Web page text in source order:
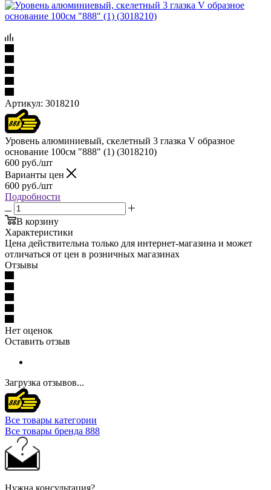
Артикул: 3018210
Уровень алюминиевый, скелетный 3 глазка V образное
основание 100см "888" (1) (3018210)
600 руб./шт
Варианты цен
600 руб./шт
Подробности
В корзину
Характеристики
Цена действительна только для интернет-магазина и может
отличаться от цен в розничных магазинах
Отзывы
Нет оценок
Оставить отзыв
Загрузка отзывов...
Все товары категории
Все товары бренда 888
Нужна консультация?